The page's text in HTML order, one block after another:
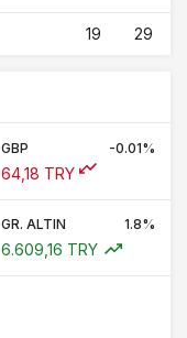
19 29
GBP -0.01%
64,18 TRY
GR. ALTIN 1.8%
6.609,16 TRY